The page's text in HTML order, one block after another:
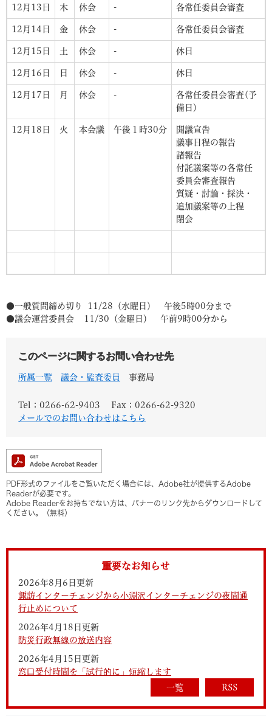
12月13日 木 休会 - 各常任委員会審査
12月14日 金 休会 - 各常任委員会審査
12月15日 土 休会 - 休日
12月16日 日 休会 - 休日
12月17日 月 休会 -
各常任委員会審査(予
備日）
12月18日 火 本会議 午後１時30分
開議宣告
議事日程の報告
諸報告
付託議案等の各常任
委員会審査報告
質疑・討論・採決・
追加議案等の上程
閉会
●一般質問締め切り 11/28（水曜日） 午後5時00分まで
●議会運営委員会 11/30（金曜日） 午前9時00分から
このページに関するお問い合わせ先
所属一覧 議会・監査委員 事務局
Tel：0266-62-9403
Fax：0266-62-9320
メールでのお問い合わせはこちら
PDF形式のファイルをご覧いただく場合には、Adobe社が提供するAdobe
Readerが必要です。
Adobe Readerをお持ちでない方は、バナーのリンク先からダウンロードして
ください。（無料）
重要なお知らせ
2026年8月6日更新
諏訪インターチェンジから小淵沢インターチェンジの夜間通
行止めについて
2026年4月18日更新
防災行政無線の放送内容
2026年4月15日更新
窓口受付時間を「試行的に」短縮します
一覧
RSS